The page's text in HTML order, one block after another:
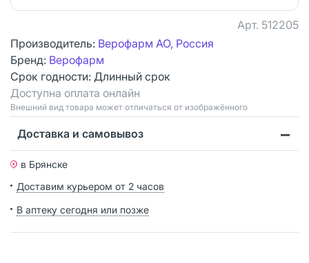
Арт. 512205
Производитель: Верофарм АО, Россия
Бренд: Верофарм
Срок годности: Длинный срок
Доступна оплата онлайн
Bнешний вид товара может отличаться от изображённого
Доставка и самовывоз
в Брянске
Доставим курьером от 2 часов
В аптеку сегодня или позже